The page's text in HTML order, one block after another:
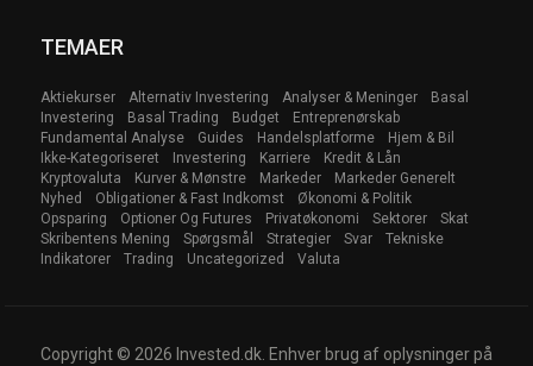
TEMAER
Aktiekurser Alternativ Investering Analyser & Meninger
Basal
Investering
Basal Trading Budget
Entreprenørskab
Fundamental Analyse
Guides Handelsplatforme
Hjem & Bil
Ikke-Kategoriseret
Investering Karriere
Kredit & Lån
Kryptovaluta
Kurver & Mønstre Markeder
Markeder Generelt
Nyhed
Obligationer & Fast Indkomst
Økonomi & Politik
Opsparing
Optioner Og Futures Privatøkonomi Sektorer
Skat
Skribentens Mening
Spørgsmål Strategier Svar
Tekniske
Indikatorer
Trading Uncategorized Valuta
Copyright © 2026 Invested.dk. Enhver brug af oplysninger på